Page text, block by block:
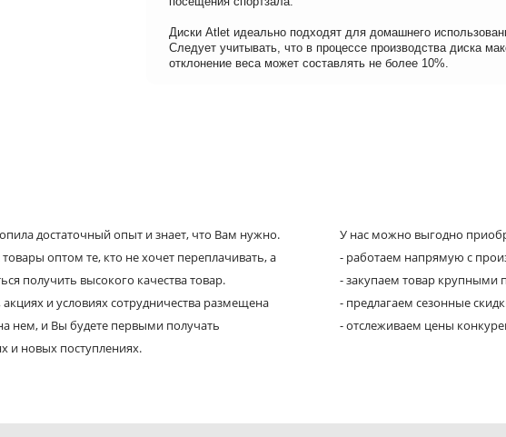
Диски Atlet идеально подходят для домашнего
Следует учитывать, что в процессе производства диска
отклонение веса может составлять не более 10%.
достаточный опыт и знает, что Вам нужно.
оптом те, кто не хочет переплачивать, а
получить высокого качества товар.
и условиях сотрудничества размещена
нем, и Вы будете первыми получать
новых поступлениях.
У нас можно выгодно
- работаем напрямую с
- закупаем товар крупными
- предлагаем сезонные
- отслеживаем цены